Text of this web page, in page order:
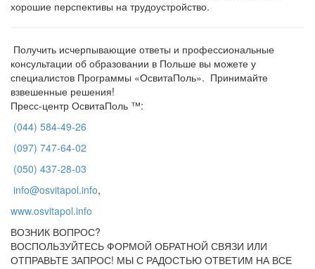
хорошие перспективы на трудоустройство.
Получить исчерпывающие ответы и профессиональные
консультации об образовании в Польше вы можете у
специалистов Программы «ОсвитаПоль». Принимайте
взвешенные решения!
Пресс-центр ОсвитаПоль ™:
(044) 584-49-26
(097) 747-64-02
(050) 437-28-03
info@osvitapol.info,
www.osvitapol.info
ВОЗНИК ВОПРОС?
ВОСПОЛЬЗУЙТЕСЬ ФОРМОЙ ОБРАТНОЙ СВЯЗИ ИЛИ
ОТПРАВЬТЕ ЗАПРОС! МЫ С РАДОСТЬЮ ОТВЕТИМ НА ВСЕ